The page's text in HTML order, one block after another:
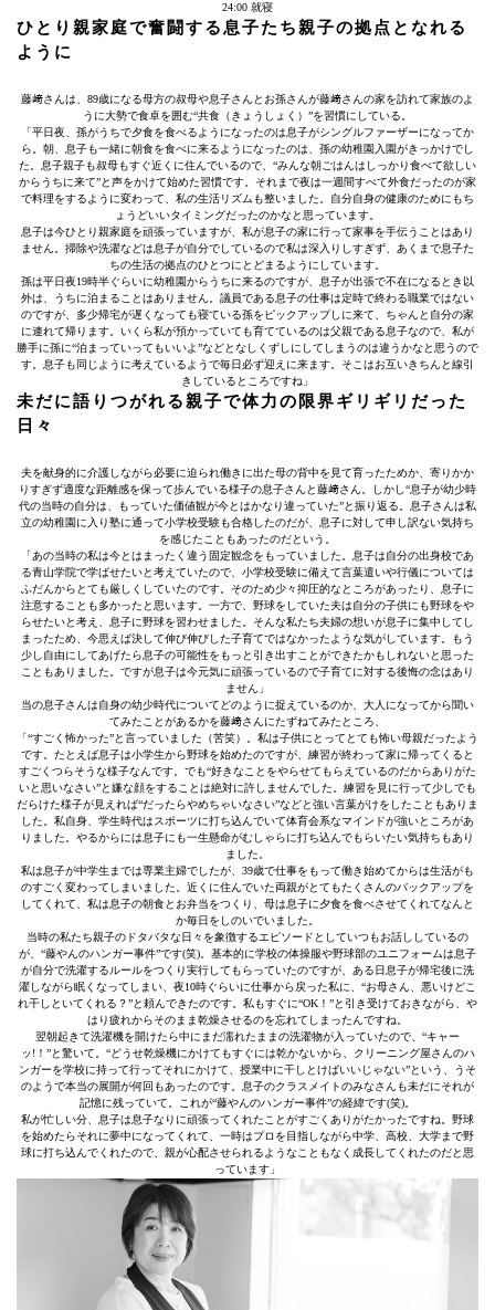
24:00 就寝
ひとり親家庭で奮闘する息子たち親子の拠点となれる
ように
藤﨑さんは、89歳になる母方の叔母や息子さんとお孫さんが藤﨑さんの家を訪れて家族のよ
うに大勢で食卓を囲む“共食（きょうしょく）”を習慣にしている。
「平日夜、孫がうちで夕食を食べるようになったのは息子がシングルファーザーになってか
ら。朝、息子も一緒に朝食を食べに来るようになったのは、孫の幼稚園入園がきっかけでし
た。息子親子も叔母もすぐ近くに住んでいるので、“みんな朝ごはんはしっかり食べて欲しい
からうちに来て”と声をかけて始めた習慣です。それまで夜は一週間すべて外食だったのが家
で料理をするように変わって、私の生活リズムも整いました。自分自身の健康のためにもち
ょうどいいタイミングだったのかなと思っています。
息子は今ひとり親家庭を頑張っていますが、私が息子の家に行って家事を手伝うことはあり
ません。掃除や洗濯などは息子が自分でしているので私は深入りしすぎず、あくまで息子た
ちの生活の拠点のひとつにとどまるようにしています。
孫は平日夜19時半ぐらいに幼稚園からうちに来るのですが、息子が出張で不在になるとき以
外は、うちに泊まることはありません。議員である息子の仕事は定時で終わる職業ではない
のですが、多少帰宅が遅くなっても寝ている孫をピックアップしに来て、ちゃんと自分の家
に連れて帰ります。いくら私が預かっていても育てているのは父親である息子なので、私が
勝手に孫に“泊まっていってもいいよ”などとなしくずしにしてしまうのは違うかなと思うので
す。息子も同じように考えているようで毎日必ず迎えに来ます。そこはお互いきちんと線引
きしているところですね」
未だに語りつがれる親子で体力の限界ギリギリだった
日々
夫を献身的に介護しながら必要に迫られ働きに出た母の背中を見て育ったためか、寄りかか
りすぎず適度な距離感を保って歩んでいる様子の息子さんと藤﨑さん。しかし“息子が幼少時
代の当時の自分は、もっていた価値観が今とはかなり違っていた”と振り返る。息子さんは私
立の幼稚園に入り塾に通って小学校受験も合格したのだが、息子に対して申し訳ない気持ち
を感じたこともあったのだという。
「あの当時の私は今とはまったく違う固定観念をもっていました。息子は自分の出身校であ
る青山学院で学ばせたいと考えていたので、小学校受験に備えて言葉遣いや行儀については
ふだんからとても厳しくしていたのです。そのため少々抑圧的なところがあったり、息子に
注意することも多かったと思います。一方で、野球をしていた夫は自分の子供にも野球をや
らせたいと考え、息子に野球を習わせました。そんな私たち夫婦の想いが息子に集中してし
まったため、今思えば決して伸び伸びした子育てではなかったような気がしています。もう
少し自由にしてあげたら息子の可能性をもっと引き出すことができたかもしれないと思った
こともありました。ですが息子は今元気に頑張っているので子育てに対する後悔の念はあり
ません」
当の息子さんは自身の幼少時代についてどのように捉えているのか、大人になってから聞い
てみたことがあるかを藤﨑さんにたずねてみたところ、
「“すごく怖かった”と言っていました（苦笑）。私は子供にとってとても怖い母親だったよう
です。たとえば息子は小学生から野球を始めたのですが、練習が終わって家に帰ってくると
すごくつらそうな様子なんです。でも“好きなことをやらせてもらえているのだからありがた
いと思いなさい”と嫌な顔をすることは絶対に許しませんでした。練習を見に行って少しでも
だらけた様子が見えれば“だったらやめちゃいなさい”などと強い言葉がけをしたこともありま
した。私自身、学生時代はスポーツに打ち込んでいて体育会系なマインドが強いところがあ
りました。やるからには息子にも一生懸命がむしゃらに打ち込んでもらいたい気持ちもあり
ました。
私は息子が中学生までは専業主婦でしたが、39歳で仕事をもって働き始めてからは生活がも
のすごく変わってしまいました。近くに住んでいた両親がとてもたくさんのバックアップを
してくれて、私は息子の朝食とお弁当をつくり、母は息子に夕食を食べさせてくれてなんと
か毎日をしのいでいました。
当時の私たち親子のドタバタな日々を象徴するエピソードとしていつもお話ししているの
が、“藤やんのハンガー事件”です(笑)。基本的に学校の体操服や野球部のユニフォームは息子
が自分で洗濯するルールをつくり実行してもらっていたのですが、ある日息子が帰宅後に洗
濯しながら眠くなってしまい、夜10時ぐらいに仕事から戻った私に、“お母さん、悪いけどこ
れ干しといてくれる？”と頼んできたのです。私もすぐに“OK！”と引き受けておきながら、や
はり疲れからそのまま乾燥させるのを忘れてしまったんですね。
翌朝起きて洗濯機を開けたら中にまだ濡れたままの洗濯物が入っていたので、“キャー
ッ!！”と驚いて。“どうせ乾燥機にかけてもすぐには乾かないから、クリーニング屋さんのハ
ンガーを学校に持って行ってそれにかけて、授業中に干しとけばいいじゃない”という、うそ
のようで本当の展開が何回もあったのです。息子のクラスメイトのみなさんも未だにそれが
記憶に残っていて。これが“藤やんのハンガー事件”の経緯です(笑)。
私が忙しい分、息子は息子なりに頑張ってくれたことがすごくありがたかったですね。野球
を始めたらそれに夢中になってくれて、一時はプロを目指しながら中学、高校、大学まで野
球に打ち込んでくれたので、親が心配させられるようなこともなく成長してくれたのだと思
っています」